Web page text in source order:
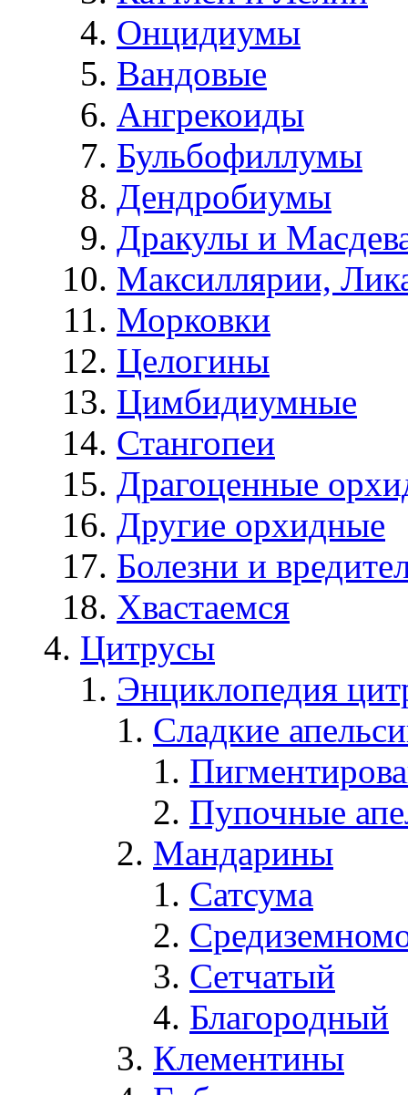
Онцидиумы
Вандовые
Ангрекоиды
Бульбофиллумы
Дендробиумы
Дракулы и
Максиллярии,
Морковки
Целогины
Цимбидиумные
Стангопеи
Драгоценные
Другие орхидные
Болезни и
Хвастаемся
Цитрусы
Энциклопедия
Сладкие
Пупочные
Мандарины
Сатсума
Сетчатый
Благородный
Клементины